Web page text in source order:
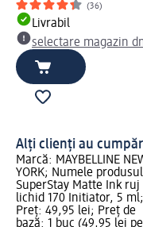
(36)
Livrabil
selectare magazin
Alți clienți au
Marcă: MAYBELLINE
YORK; Numele
SuperStay Matte Ink ruj
lichid 170 Initiator, 5 ml;
Preț: 49,95 lei; Preț de
bază: 1 buc (49,95 lei pe